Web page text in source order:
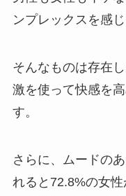
ンプレックスを感
そんなものは存在
激を使って快感を
す。
さらに、ムードの
れると72.8%の女